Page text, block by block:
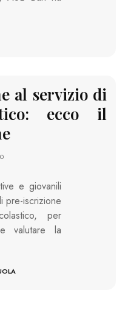
al servizio di
ecco il
e giovanili
pre-iscrizione
per
valutare la